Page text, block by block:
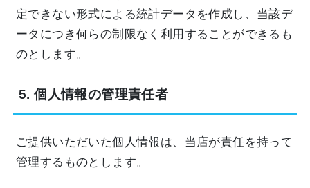
定できない形式による統計データを作成し、当該デ
ータにつき何らの制限なく利用することができるも
のとします。
5. 個人情報の管理責任者
ご提供いただいた個人情報は、当店が責任を持って
管理するものとします。